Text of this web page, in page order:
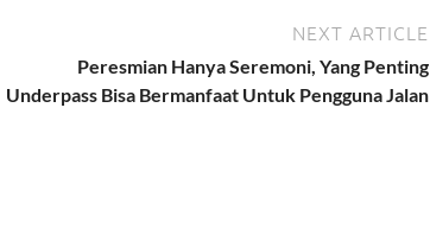
NEXT ARTICLE
Peresmian Hanya Seremoni, Yang Penting
Underpass Bisa Bermanfaat Untuk Pengguna Jalan